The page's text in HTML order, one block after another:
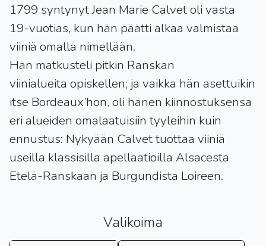
1799 syntynyt Jean Marie Calvet oli vasta
19-vuotias, kun hän päätti alkaa valmistaa
viiniä omalla nimellään.
Hän matkusteli pitkin Ranskan
viinialueita opiskellen; ja vaikka hän asettuikin
itse Bordeaux’hon, oli hänen kiinnostuksensa
eri alueiden omalaatuisiin tyyleihin kuin
ennustus: Nykyään Calvet tuottaa viiniä
useilla klassisilla apellaatioilla Alsacesta
Etelä-Ranskaan ja Burgundista Loireen.
Valikoima